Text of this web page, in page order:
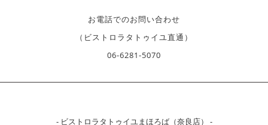
お電話でのお問い合わせ
（ビストロラタトゥイユ直通）
06-6281-5070
- ビストロラタトゥイユまほろば（奈良店） -